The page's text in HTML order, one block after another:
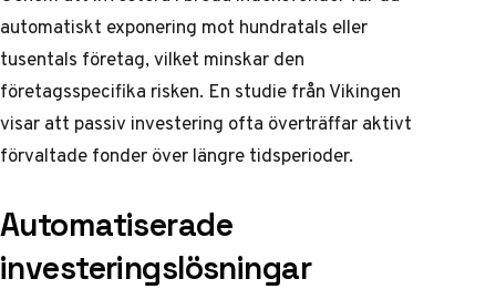
automatiskt exponering mot hundratals eller
tusentals företag, vilket minskar den
företagsspecifika risken. En studie frånVikingen
visar att passiv investering ofta överträffar aktivt
förvaltade fonder över längre tidsperioder.
Automatiserade
investeringslösningar